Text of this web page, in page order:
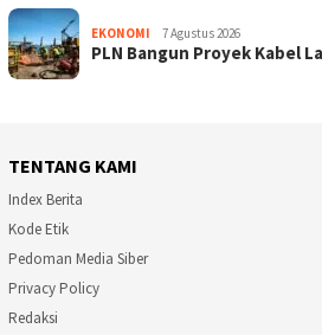
EKONOMI 7 Agustus 2026
PLN Bangun Proyek Kabel
TENTANG KAMI
Index Berita
Kode Etik
Pedoman Media Siber
Privacy Policy
Redaksi